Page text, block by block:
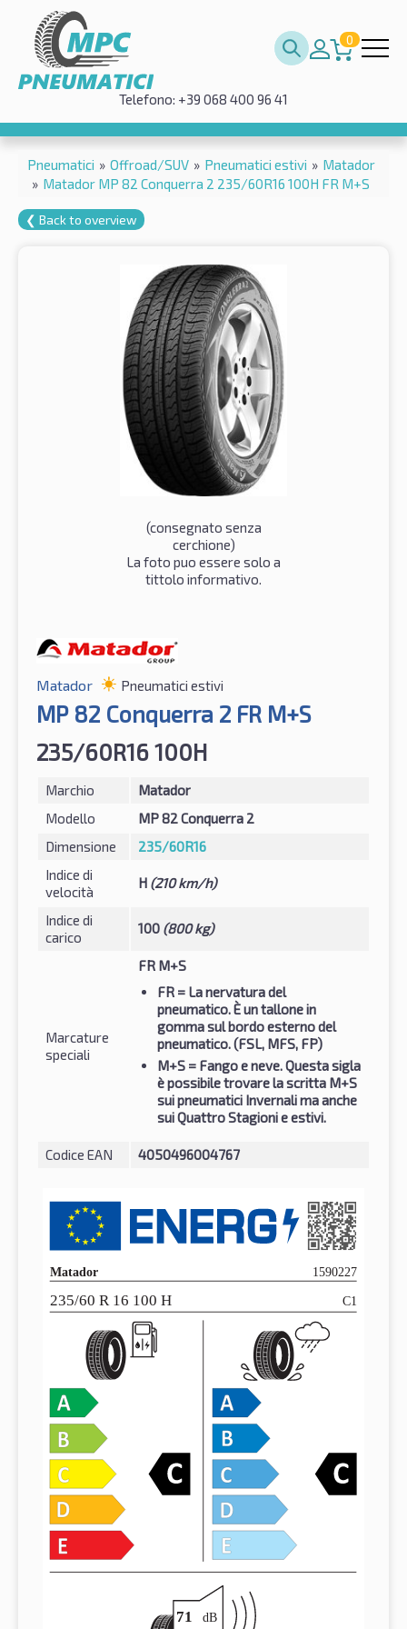
0
Telefono: +39 068 400 96 41
Pneumatici » Offroad/SUV » Pneumatici estivi » Matador
» Matador MP 82 Conquerra 2 235/60R16 100H FR M+S
❮ Back to overview
(consegnato senza
cerchione)
La foto puo essere solo a
tittolo informativo.
Matador Pneumatici estivi
MP 82 Conquerra 2 FR M+S
235/60R16 100H
Marchio
Matador
Modello
MP 82 Conquerra 2
Dimensione
235/60R16
Indice di
velocità
H (210 km/h)
Indice di
carico
100 (800 kg)
Marcature
speciali
FR M+S
FR = La nervatura del
pneumatico. È un tallone in
gomma sul bordo esterno del
pneumatico. (FSL, MFS, FP)
M+S = Fango e neve. Questa sigla
è possibile trovare la scritta M+S
sui pneumatici Invernali ma anche
sui Quattro Stagioni e estivi.
Codice EAN 4050496004767